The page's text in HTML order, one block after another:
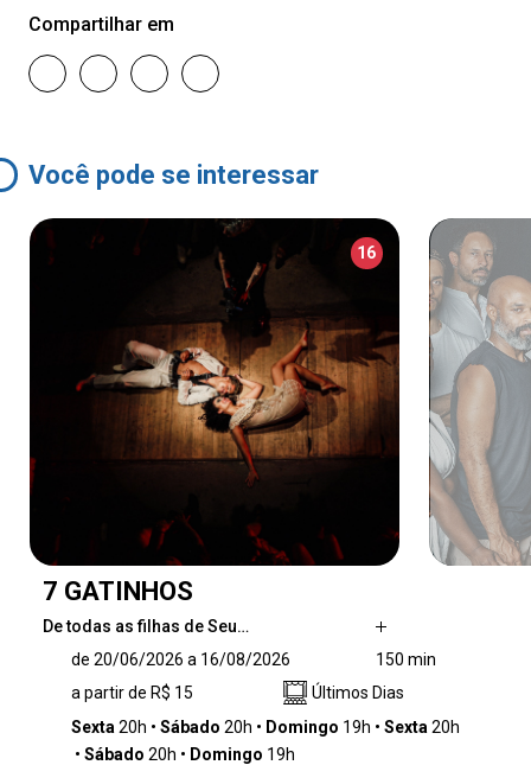
Compartilhar em
Você pode se interessar
16
7 GATINHOS
De todas as filhas de Seu…
Aracy, Silene é a mais nova - e também a mais
mimada. Ela tem direito a uma boa educação
em um colégio interno, pois é a esperança da
família de cinco mulheres: pelo menos uma se
de 20/06/2026 a 16/08/2026
150 min
a partir de R$ 15
Últimos Dias
Sexta 20h Sábado 20h Domingo 19h Sexta 20h
Sábado 20h Domingo 19h